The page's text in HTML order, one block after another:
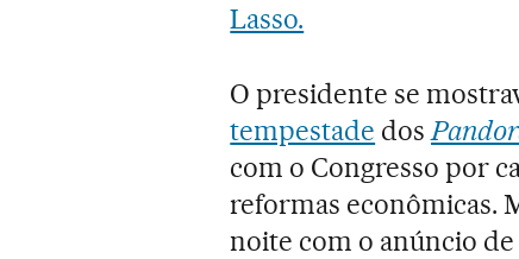
Lasso.
O presidente se
tempestade dos
com o Congresso por
reformas econômicas.
noite com o anúncio